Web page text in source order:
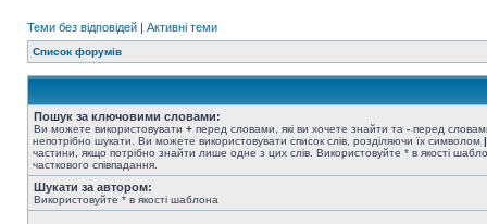
Теми без відповідей | Активні теми
Список форумів
Пошук за ключовими словами:
Ви можете використовувати + перед словами, які ви хочете знайти та - перед
непотрібно шукати. Ви можете використовувати список слів, розділяючи їх символом |
частини, якщо потрібно знайти лише одне з цих слів. Використовуйте * в якості
часткового співпадання.
Шукати за автором:
Використовуйте * в якості шаблона